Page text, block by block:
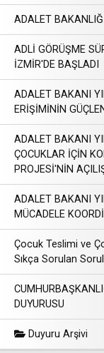
ADALET
ADLİ GÖRÜŞME
İZMİR'DE BAŞLADI
ADALET BAKANI
ERİŞİMİNİN
ADALET BAKANI
ÇOCUKLAR İÇİN
PROJESİ'NİN
ADALET BAKANI
MÜCADELE
Çocuk Teslimi ve
Sıkça Sorulan
DUYURUSU
Duyuru Arşivi